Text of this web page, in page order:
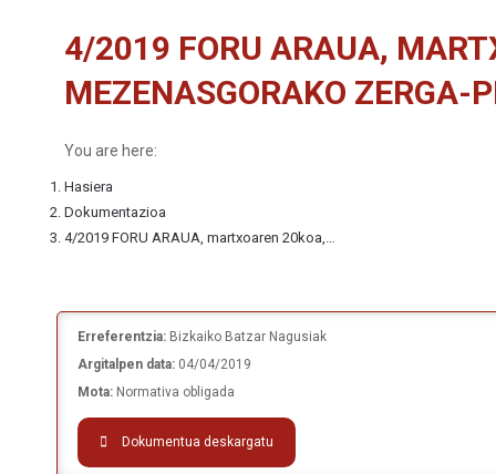
4/2019 FORU ARAUA,
MEZENASGORAKO ZERGA-
You are here:
Hasiera
Dokumentazioa
4/2019 FORU ARAUA, martxoaren 20koa,…
Erreferentzia: Bizkaiko Batzar Nagusiak
Argitalpen data: 04/04/2019
Mota: Normativa obligada
Dokumentua deskargatu